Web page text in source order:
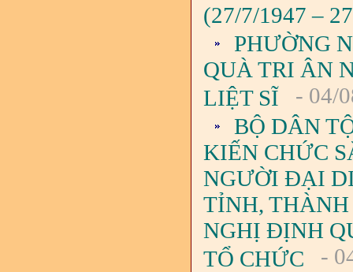
(27/7/1947 –
PHƯỜNG
QUÀ TRI ÂN
LIỆT SĨ
- 04/
BỘ DÂN
KIẾN CHỨC
NGƯỜI ĐẠI
TỈNH,
NGHỊ ĐỊNH
TỔ CHỨC
-